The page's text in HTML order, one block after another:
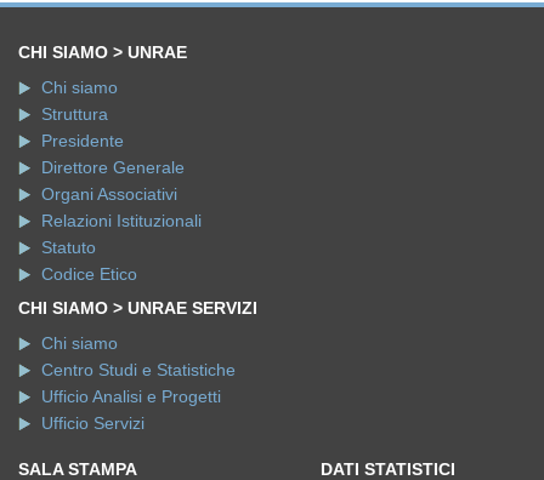
CHI SIAMO > UNRAE
Chi siamo
Struttura
Presidente
Direttore Generale
Organi Associativi
Relazioni Istituzionali
Statuto
Codice Etico
CHI SIAMO > UNRAE SERVIZI
Chi siamo
Centro Studi e Statistiche
Ufficio Analisi e Progetti
Ufficio Servizi
SALA STAMPA
DATI STATISTICI